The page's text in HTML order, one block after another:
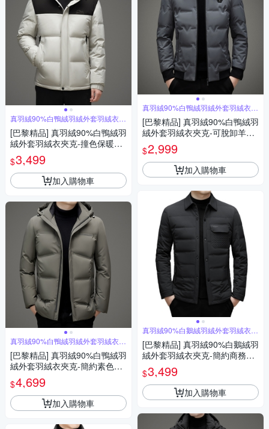
真羽絨90%白鴨絨羽絨外套羽絨衣夾
克
[巴黎精品] 真羽絨90%白鴨絨羽
絨外套羽絨衣夾克-撞色保暖連
帽防寒男外套3色a1is142
$3,499
加入購物車
真羽絨90%白鴨絨羽絨外套羽絨衣夾
克
[巴黎精品] 真羽絨90%白鴨絨羽
絨外套羽絨衣夾克-簡約素色加
厚連帽保暖男外套3色a1is144
$4,699
加入購物車
真羽絨90%白鴨絨羽絨外套羽絨衣夾
克
[巴黎精品] 真羽絨90%白鴨絨羽
絨外套羽絨衣夾克-可脫卸羊毛
領休閒保暖男外套3色a1is138
$2,999
加入購物車
真羽絨90%白鵝絨羽絨外套羽絨衣夾
克
[巴黎精品] 真羽絨90%白鵝絨羽
絨外套羽絨衣夾克-簡約商務修
身保暖男外套2色a1is82
$3,499
加入購物車